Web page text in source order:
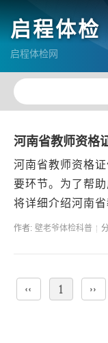
启程体检
启程体检网
河南省教师资格
河南省教师资格
要环节。为了帮
将详细介绍河南
备工作在进行体
作者: 壁老爷体检科普
‹‹ 1 ››